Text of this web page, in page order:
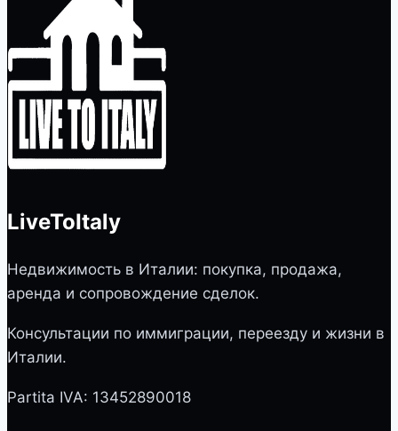
LiveToItaly
Недвижимость в Италии: покупка, продажа,
аренда и сопровождение сделок.
Консультации по иммиграции, переезду и жизни в
Италии.
Partita IVA: 13452890018